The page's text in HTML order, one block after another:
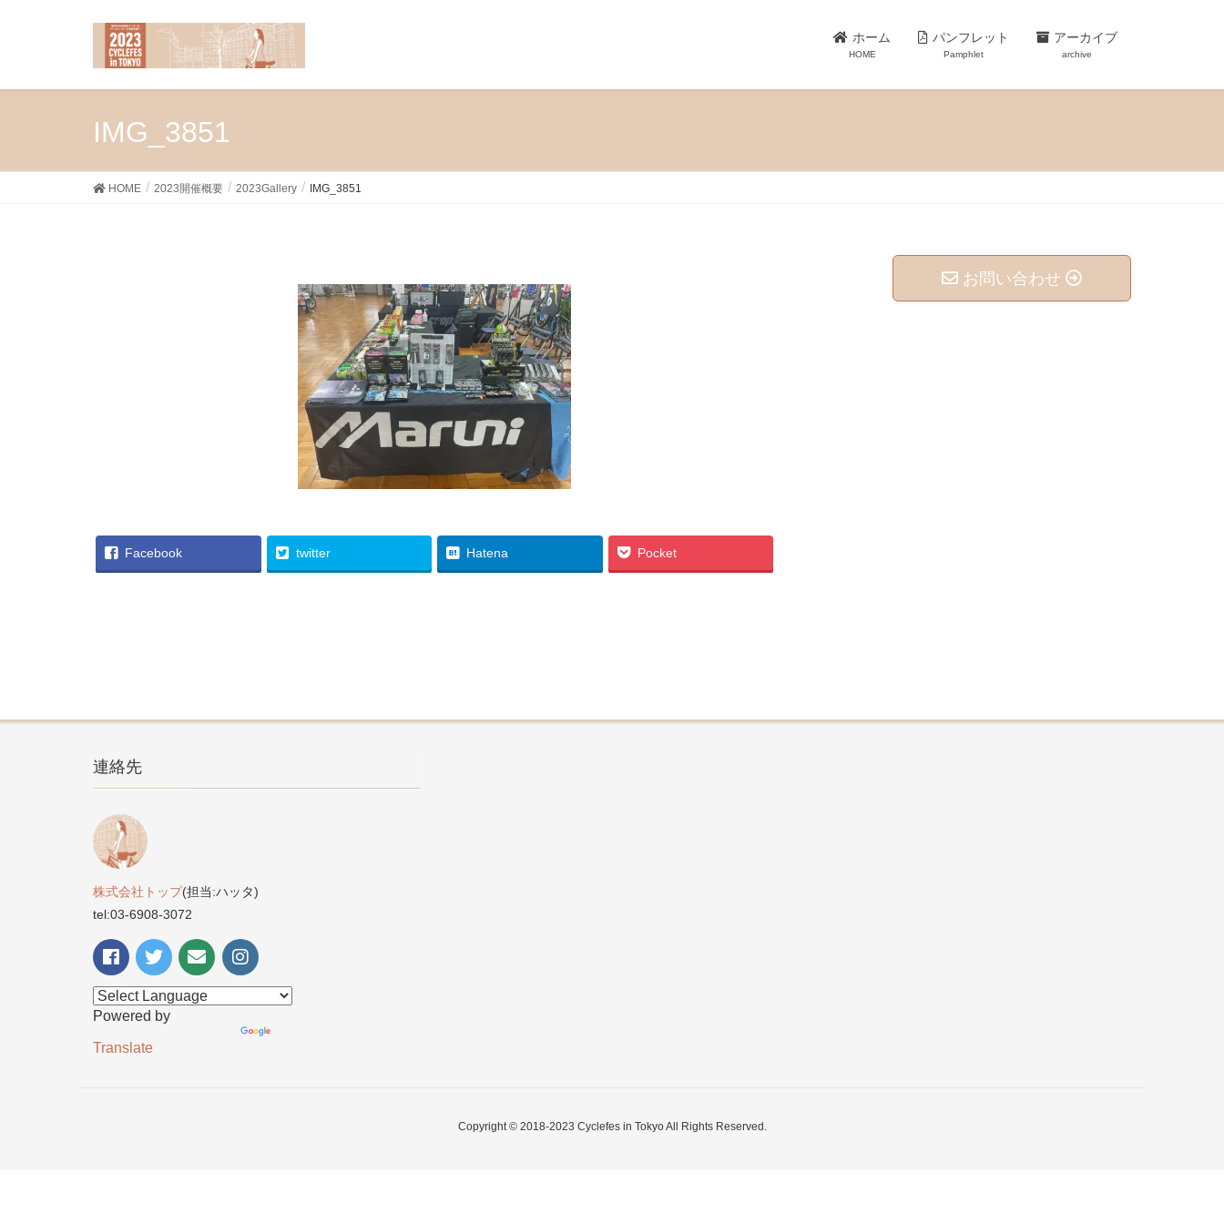
ホーム
HOME
パンフレット
Pamphlet
アーカイブ
archive
IMG_3851
HOME 2023開催概要 2023Gallery IMG_3851
Facebook twitter Hatena Pocket
お問い合わせ
連絡先
株式会社トップ(担当:ハッタ)
tel:03-6908-3072
Powered by
Translate
Copyright © 2018-2023 Cyclefes in Tokyo All Rights Reserved.